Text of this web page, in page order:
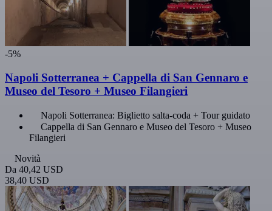
-5%
Napoli Sotterranea + Cappella di San Gennaro e
Museo del Tesoro + Museo Filangieri
Napoli Sotterranea: Biglietto salta-coda + Tour guidato
Cappella di San Gennaro e Museo del Tesoro + Museo
Filangieri
Novità
Da 40,42 USD
38,40 USD